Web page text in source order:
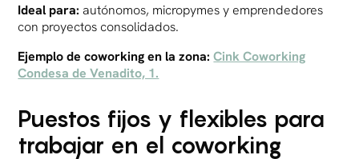
Ideal para: autónomos, micropymes y emprendedores
con proyectos consolidados.
Ejemplo de coworking en la zona:Cink Coworking
Condesa de Venadito, 1.
Puestos fijos y flexibles para
trabajar en el coworking